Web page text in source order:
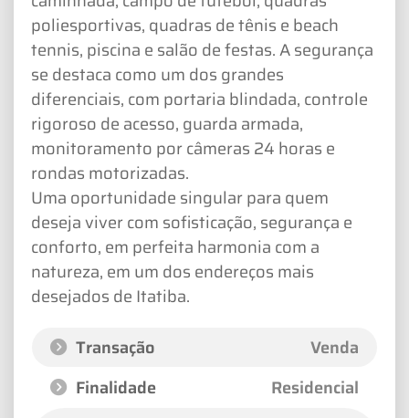
poliesportivas, quadras de tênis e beach
tennis, piscina e salão de festas. A segurança
se destaca como um dos grandes
diferenciais, com portaria blindada, controle
rigoroso de acesso, guarda armada,
monitoramento por câmeras 24 horas e
rondas motorizadas.
Uma oportunidade singular para quem
deseja viver com sofisticação, segurança e
conforto, em perfeita harmonia com a
natureza, em um dos endereços mais
desejados de Itatiba.
Transação
Venda
Finalidade
Residencial